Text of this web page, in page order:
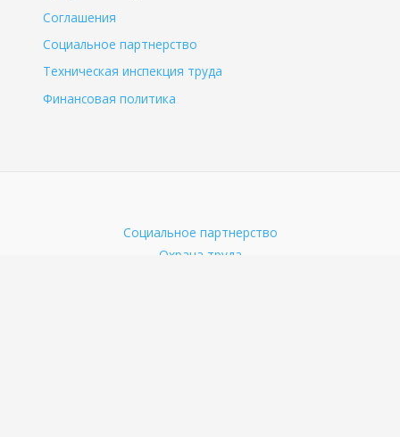
Соглашения
Социальное партнерство
Техническая инспекция труда
Финансовая политика
Социальное партнерство
Охрана труда